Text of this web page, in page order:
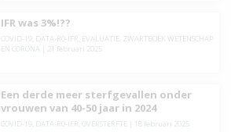
IFR was 3%!??
COVID-19, DATA-R0-IFR EVALUATIE
ZWARTBOEK WETENSCHAP
EN CORONA
21 februari 2025
Een derde meer sterfgevallen onder
vrouwen van 40-50 jaar in 2024
COVID-19, DATA-R0-IFR OVERSTERFTE 18 februari 2025